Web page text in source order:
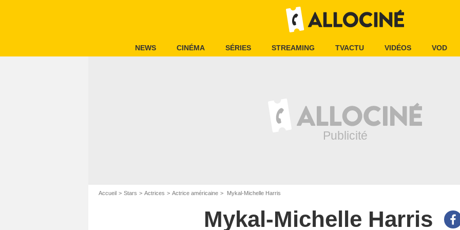
NEWS CINÉMA SÉRIES STREAMING TVACTU VIDÉOS VOD
Accueil Stars Actrices Actrice américaine Mykal-Michelle Harris
Mykal-Michelle Harris